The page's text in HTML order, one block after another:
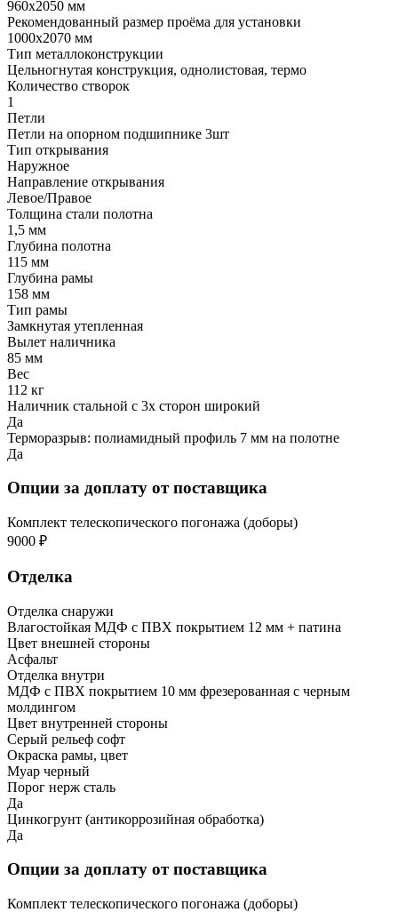
960х2050 мм
Рекомендованный размер проёма для установки
1000х2070 мм
Тип металлоконструкции
Цельногнутая конструкция, однолистовая, термо
Количество створок
1
Петли
Петли на опорном подшипнике 3шт
Тип открывания
Наружное
Направление открывания
Левое/Правое
Толщина стали полотна
1,5 мм
Глубина полотна
115 мм
Глубина рамы
158 мм
Тип рамы
Замкнутая утепленная
Вылет наличника
85 мм
Вес
112 кг
Наличник стальной с 3х сторон широкий
Да
Терморазрыв: полиамидный профиль 7 мм на полотне
Да
Опции за доплату от поставщика
Комплект телескопического погонажа (доборы)
9000 ₽
Отделка
Отделка снаружи
Влагостойкая МДФ с ПВХ покрытием 12 мм + патина
Цвет внешней стороны
Асфальт
Отделка внутри
МДФ с ПВХ покрытием 10 мм фрезерованная с черным
молдингом
Цвет внутренней стороны
Серый рельеф софт
Окраска рамы, цвет
Муар черный
Порог нерж сталь
Да
Цинкогрунт (антикоррозийная обработка)
Да
Опции за доплату от поставщика
Комплект телескопического погонажа (доборы)